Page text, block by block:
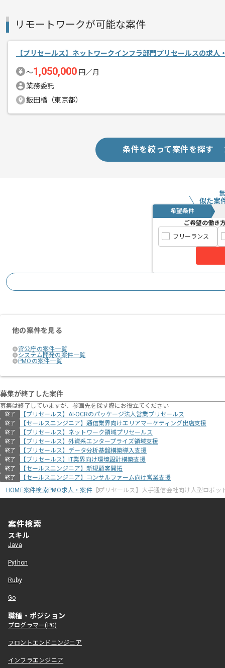
リモートワークが可能な案件
【プリセールス】ネットワークインフラ部門プリセールスの求人
〜1,050,000 円／月
業務委託
飯田橋（東京都）
条件を絞って案件を探す
似た案
希望条件
ご希望の働き
フリーランス
他の案件を見る
官公庁の案件一覧
システム開発の案件一覧
PMOの案件一覧
募集が終了した案件
募集は終了していますが、参画先を探す際にお役立てください
終了 【プリセールス】AI-OCRのパッケージ法人営業プリセールス
終了 【セールスエンジニア】通信業界向けエリアマーケティング出店支援
終了 【プリセールス】ネットワーク領域プリセールス
終了 【プリセールス】外資系エンタープライズ領域支援
終了 【プリセールス】データ分析基盤構築導入支援
終了 【プリセールス】IT業界向け環境設計構築支援
終了 【セールスエンジニア】新規顧客開拓
終了
【セールスエンジニア】コンサルファーム向け営業支援
HOME案件検索PMO求人・案件【プリセールス】大手通信会社向け人型ロボッ
案件検索
スキル
Java
Python
Ruby
Go
職種・ポジション
プログラマー(PG)
フロントエンドエンジニア
インフラエンジニア